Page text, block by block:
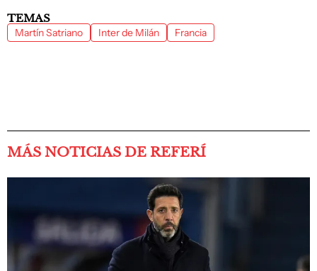
TEMAS
Martín Satriano Inter de Milán Francia
MÁS NOTICIAS DE REFERÍ